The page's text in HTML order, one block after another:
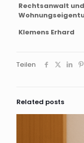
Rechtsanwalt
Klemens Erhard
Teilen
Related posts